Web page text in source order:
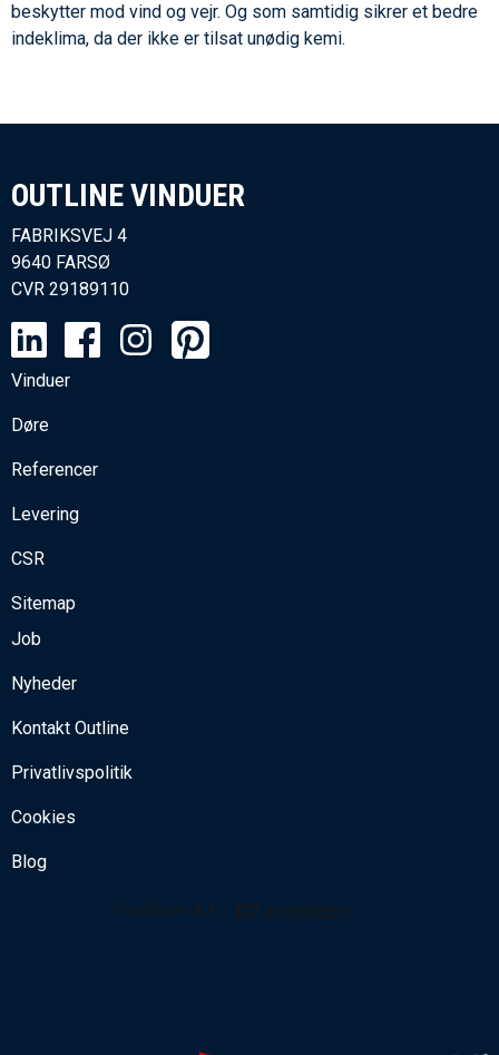
beskytter mod vind og vejr. Og som samtidig sikrer et bedre
indeklima, da der ikke er tilsat unødig kemi.
OUTLINE VINDUER​
FABRIKSVEJ 4
9640 FARSØ
CVR 29189110
Vinduer
Døre
Referencer
Levering
CSR
Sitemap
Job
Nyheder
Kontakt Outline
Privatlivspolitik
Cookies
Blog